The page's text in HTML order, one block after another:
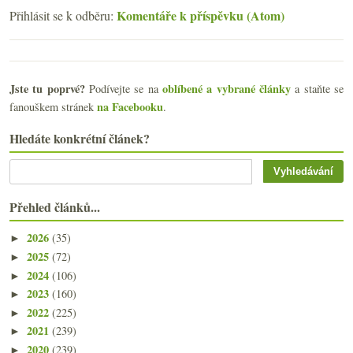
Přihlásit se k odběru: Komentáře k příspěvku (Atom)
Jste tu poprvé?Podívejte se naoblíbené a vybrané články a staňte se
fanouškem stránek na Facebooku.
Hledáte konkrétní článek?
Přehled článků...
► 2026 (35)
► 2025 (72)
► 2024 (106)
► 2023 (160)
► 2022 (225)
► 2021 (239)
► 2020 (239)